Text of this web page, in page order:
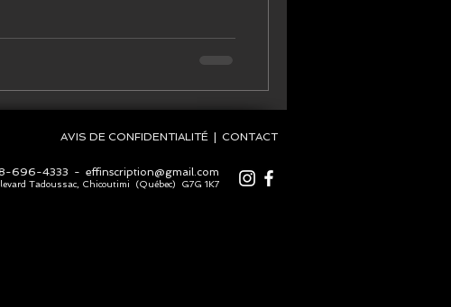
AVIS DE CONFIDENTIALITÉ | CONTACT
696-4333 - effinscription@gmail.com
Tadoussac, Chicoutimi (Québec) G7G 1K7